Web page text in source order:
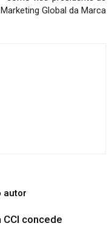
Marketing Global da Marca
autor
concede